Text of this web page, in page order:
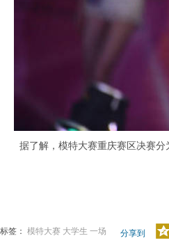
据了解，模特大赛重庆赛区决赛分
标签： 模特大赛 大学生 一场 分享到